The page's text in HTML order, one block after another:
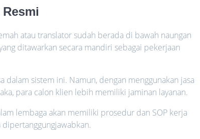
atau translator sudah berada di bawah naungan
ditawarkan secara mandiri sebagai pekerjaan
dalam sistem ini. Namun, dengan menggunakan jasa
para calon klien lebih memiliki jaminan layanan.
lembaga akan memiliki prosedur dan SOP kerja
dipertanggungjawabkan.